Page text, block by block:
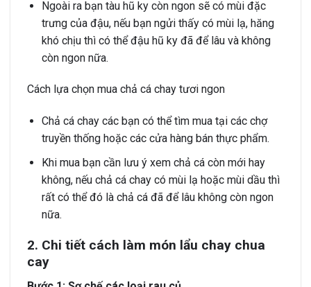
Ngoài ra bạn tàu hũ ky còn ngon sẽ có mùi đặc
trưng của đậu, nếu bạn ngửi thấy có mùi lạ, hăng
khó chịu thì có thể đậu hũ ky đã để lâu và không
còn ngon nữa.
Cách lựa chọn mua chả cá chay tươi ngon
Chả cá chay các bạn có thể tìm mua tại các chợ
truyền thống hoặc các cửa hàng bán thực phẩm.
Khi mua bạn cần lưu ý xem chả cá còn mới hay
không, nếu chả cá chay có mùi lạ hoặc mùi dầu thì
rất có thể đó là chả cá đã để lâu không còn ngon
nữa.
2. Chi tiết cách làm món lẩu chay chua
cay